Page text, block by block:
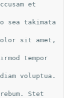
et
sea takimata
sit amet,
tempor
voluptua.
Stet